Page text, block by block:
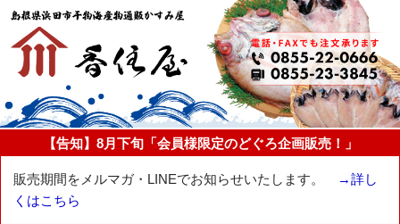
【告知】8月下旬「会員様限定のどぐろ企画販売！」
販売期間をメルマガ・LINEでお知らせいたします。
→詳し
くはこちら